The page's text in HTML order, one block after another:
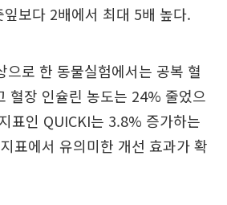
보다 2배에서 최대 5배 높다.
으로 한 동물실험에서는 공복 혈
혈장 인슐린 농도는 24% 줄었으
표인 QUICKI는 3.8% 증가하는
표에서 유의미한 개선 효과가 확